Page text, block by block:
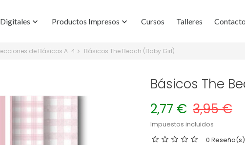
 Productos Impresos  Cursos Talleres Contacto
de Básicos A-4 Básicos The Beach (Baby Girl)
Básicos The
2,77 € 3,95 €
Impuestos incluidos
0 Reseña(s)